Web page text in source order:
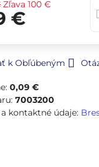
Zľava 100 €
€
k Obľúbeným
0,09 €
7003200
kontaktné údaje: